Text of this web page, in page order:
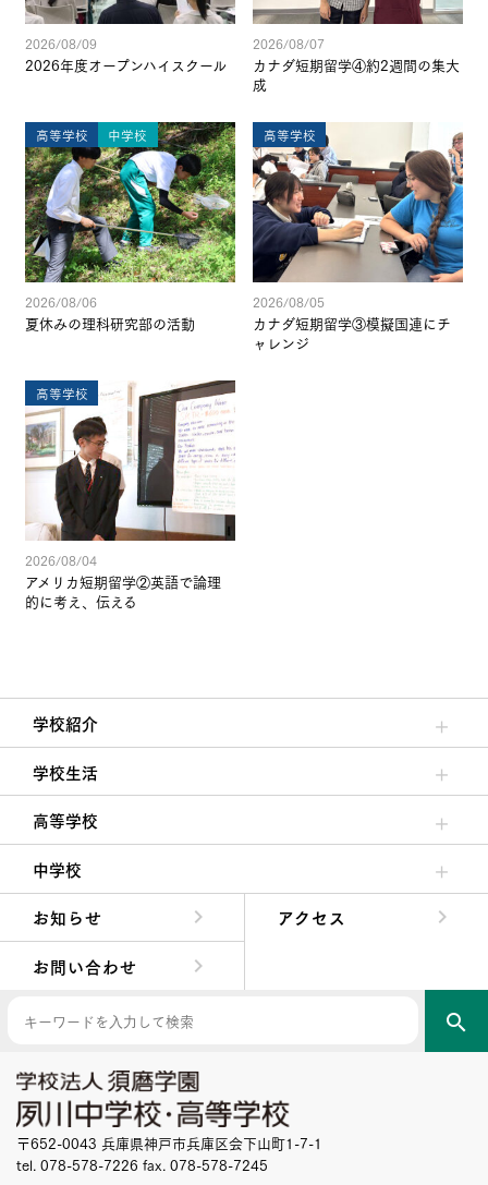
2026/08/09
2026年度オープンハイスクール
2026/08/07
カナダ短期留学④約2週間の集大
成
高等学校 中学校
2026/08/06
夏休みの理科研究部の活動
高等学校
2026/08/05
カナダ短期留学③模擬国連にチ
ャレンジ
高等学校
2026/08/04
アメリカ短期留学②英語で論理
的に考え、伝える
学校紹介
理事長/学園長メッセージ
安心して任せられる学校
沿革
施設・設備
大学合格実績
学校生活
クラブ活動・生徒会活動
夙川ブログ
制服紹介
夙川カレンダー
高等学校
高校校長からの挨拶
高校の教育方針／特色
特進コース／進学コース
年間行事
先輩たちの声・生徒たちの声
中学校
中学校長からの挨拶
中学校の教育方針／特色
Aコース／Bコース
年間行事
先輩たちの声・生徒たちの声
お知らせ
アクセス
お問い合わせ
search
〒652-0043 兵庫県神戸市兵庫区会下山町1-7-1
tel. 078-578-7226 fax. 078-578-7245